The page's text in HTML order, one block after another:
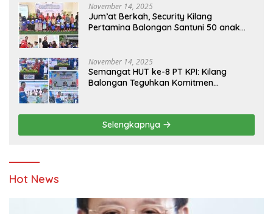
November 14, 2025
Jum’at Berkah, Security Kilang
Pertamina Balongan Santuni 50 anak
November 14, 2025
Semangat HUT ke-8 PT KPI: Kilang
Balongan Teguhkan Komitmen
Pendidikan
Selengkapnya
Hot News